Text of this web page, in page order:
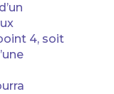
4, soit